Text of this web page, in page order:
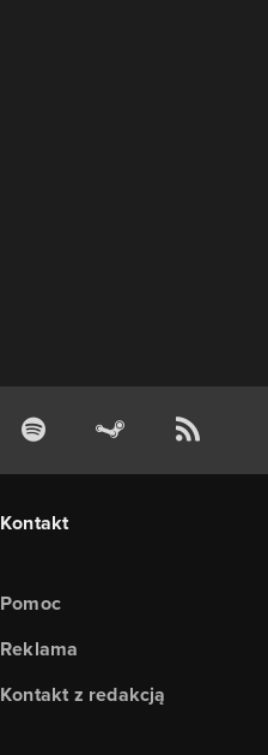
Kontakt
Pomoc
Reklama
Kontakt z redakcją